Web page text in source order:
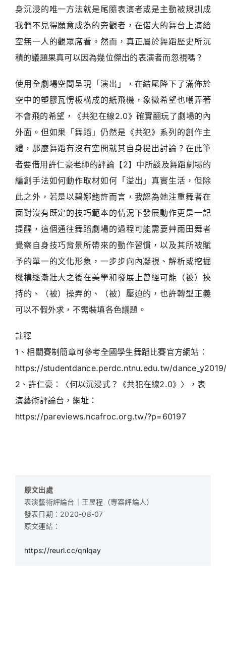
身沉浸的唯一方法就是尾隨表演者或是主動被規訓成
我們不見得願意成為的旁觀者，在偌大的舞台上演給
空無一人的觀眾席看。然而，真正屬於舞蹈歷史所沉
積的議題果真可以因為幾位傑出的表演者而忽視嗎？
使用全劇場空間呈現「演出」，在結尾降下了滿佈於
空中的塑膠瓦愣板構成的紙飛機，象徵希望也嘲弄著
不會飛的希望，《共犯在線2.0》確實翻玩了劇場的內
外面。但如果「舞蹈」仍然是《共犯》系列的創作主
體，那麼舞蹈有沒有空間就其自身提出討論？在此筆
者要借用許仁豪老師的評論【2】中所談及舞蹈劇場的
編創手法如何動作取材如何「溢出」真實生活，但除
此之外，若是以碧娜鮑許而言，我認為她注重舞者在
面對沒有既定的技巧範本的情況下發展動作更是一記
提醒，這個通往舞蹈劇場的過程可能需要艸雨田舞者
覺察自身技巧背景所帶來的動作習慣，以及其所被賦
予的單一的文化形象，一步步向內凝視、解析或挖掘
機構逐漸壯大之後在美學和發展上曾經可能（被）挾
持的、（被）操弄的、（被）壓迫的，也許轉型正義
可以不假外求，不需裝填各色議題。
註釋
1、相關賽制簡章可參考全國學生舞蹈比賽官方網站：
https://studentdance.perdc.ntnu.edu.tw/
2、許仁豪：〈何以沉浸式？《共犯在線2.0》〉，表
演藝術評論台，網址：
https://pareviews.ncafroc.org.tw/?p=60197
原文出處
表演藝術評論台｜王昱程（專案評論人）
發表日期：2020-08-07
原文連結：
https://reurl.cc/qnlqay